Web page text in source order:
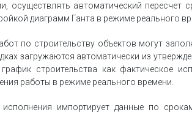
осуществлять автоматический
диаграмм Ганта в режиме реального
по строительству объектов могут
загружаются автоматически из
строительства как фактическое
работы в режиме реального времени.
импортирует данные по